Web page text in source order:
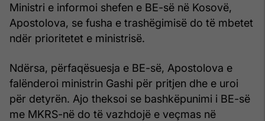
Ministri e informoi shefen e BE-së në Kosovë,
Apostolova, se fusha e trashëgimisë do të mbetet
ndër prioritetet e ministrisë.
Ndërsa, përfaqësuesja e BE-së, Apostolova e
falënderoi ministrin Gashi për pritjen dhe e uroi
për detyrën. Ajo theksoi se bashkëpunimi i BE-së
me MKRS-në do të vazhdojë e veçmas në